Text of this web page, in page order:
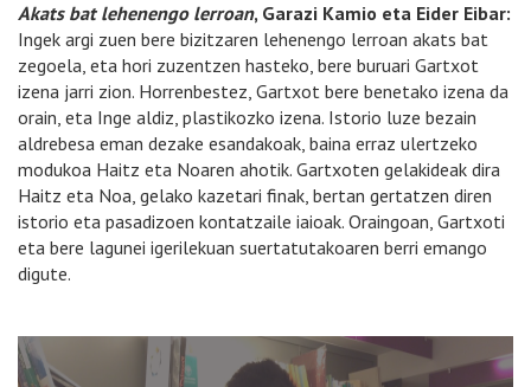
Akats bat lehenengo lerroan, Garazi Kamio eta Eider Eibar:
Ingek argi zuen bere bizitzaren lehenengo lerroan akats bat
zegoela, eta hori zuzentzen hasteko, bere buruari Gartxot
izena jarri zion. Horrenbestez, Gartxot bere benetako izena da
orain, eta Inge aldiz, plastikozko izena. Istorio luze bezain
aldrebesa eman dezake esandakoak, baina erraz ulertzeko
modukoa Haitz eta Noaren ahotik. Gartxoten gelakideak dira
Haitz eta Noa, gelako kazetari finak, bertan gertatzen diren
istorio eta pasadizoen kontatzaile iaioak. Oraingoan, Gartxoti
eta bere lagunei igerilekuan suertatutakoaren berri emango
digute.